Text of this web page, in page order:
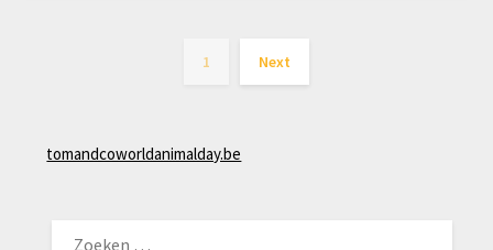
1 Next
tomandcoworldanimalday.be